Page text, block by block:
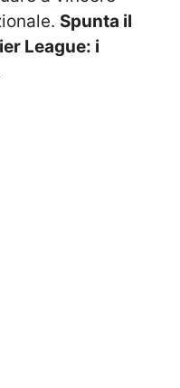
Spunta il
League: i